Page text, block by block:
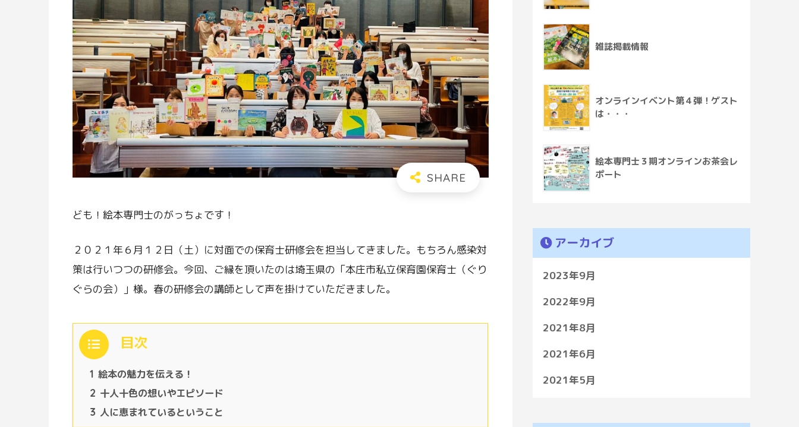
ども！絵本専門士のがっちょです！
２０２１年６月１２日（土）に対面での保育士研修会を担当してきました。もちろん感染対
策は行いつつの研修会。今回、ご縁を頂いたのは埼玉県の「本庄市私立保育園保育士（ぐり
ぐらの会）」様。春の研修会の講師として声を掛けていただきました。
目次
1 絵本の魅力を伝える！
2 十人十色の想いやエピソード
3 人に恵まれているということ
雑誌掲載情報
オンラインイベント第４弾！ゲスト
は・・・
絵本専門士３期オンラインお茶会レ
ポート
アーカイブ
2023年9月
2022年9月
2021年8月
2021年6月
2021年5月